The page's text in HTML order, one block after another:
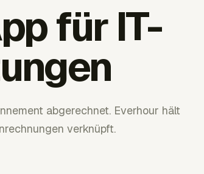
für IT-
abgerechnet. Everhour hält
verknüpft.